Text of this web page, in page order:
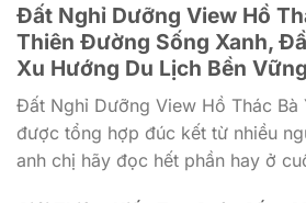
Đất Nghỉ Dưỡng View Hồ
Thiên Đường Sống Xanh,
Xu Hướng Du Lịch Bền Vững
Đất Nghỉ Dưỡng View Hồ Thác Bà
được tổng hợp đúc kết từ nhiều
anh chị hãy đọc hết phần hay ở